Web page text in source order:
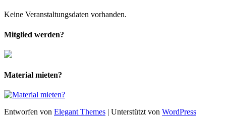
Keine Veranstaltungsdaten vorhanden.
Mitglied werden?
Material mieten?
Entworfen von Elegant Themes | Unterstützt von WordPress